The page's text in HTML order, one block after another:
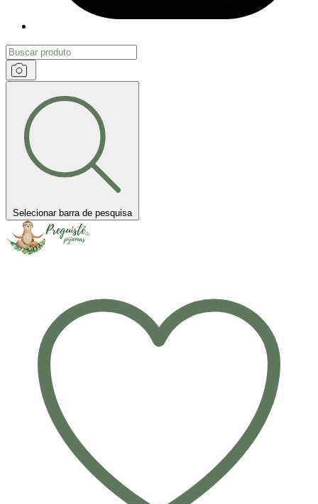
Selecionar barra de pesquisa